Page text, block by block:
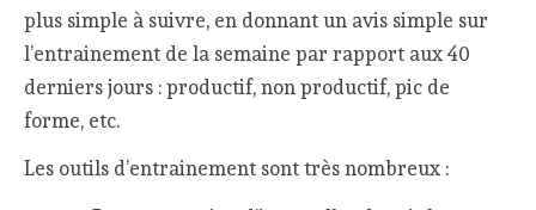
plus simple à suivre, en donnant un avis simple sur
l’entrainement de la semaine par rapport aux 40
derniers jours : productif, non productif, pic de
forme, etc.
Les outils d’entrainement sont très nombreux :